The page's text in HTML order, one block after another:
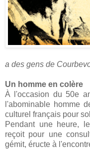
a des gens de
Un homme en colère
À l'occasion du 50e
l'abominable homme
culturel français pour
Pendant une heure,
reçoit pour une
gémit, éructe à